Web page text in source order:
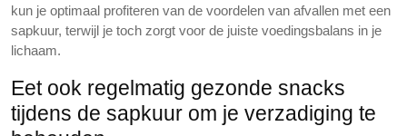
kun je optimaal profiteren van de voordelen van afvallen met een
sapkuur, terwijl je toch zorgt voor de juiste voedingsbalans in je
lichaam.
Eet ook regelmatig gezonde snacks
tijdens de sapkuur om je verzadiging te